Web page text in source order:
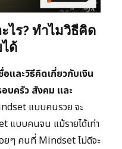
ไร? ทำไมวิธีคิด
ด้
อและวิธีคิดเกี่ยวกับเงิน
บครัว สังคม และ
แบบคนรวย จะ
แบบคนจน แม้รายได้เท่า
ยๆ คนที่ Mindset ไม่ดีจะ